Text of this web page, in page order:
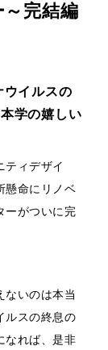
～完結編
ウイルスの
学の嬉しい
ティデザイ
懸命にリノベ
ーがついに完
ないのは本当
ルスの終息の
なれば、是非